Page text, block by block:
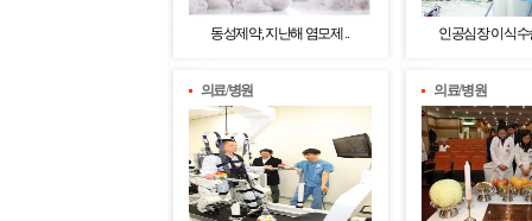
동성제약, 지난해 염모제 .. 인공심장 이식수
의료/병원 의료/병원